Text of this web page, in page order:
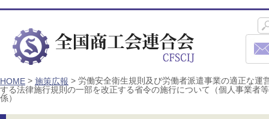
HOME > 施策広報 > 労働安全衛生規則及び労働者派遣事業の適正な運
する法律施行規則の一部を改正する省令の施行について（個人事業者
係）